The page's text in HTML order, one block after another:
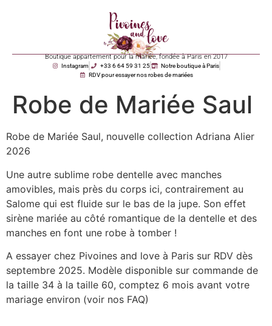
Boutique appartement pour la mariée, fondée à Paris en 2017
Instagram +33 6 64 59 31 25
Notre boutique à Paris
RDV pour essayer nos robes de mariées
Robe de Mariée Saul
Robe de Mariée Saul, nouvelle collection Adriana Alier
2026
Une autre sublime robe dentelle avec manches
amovibles, mais près du corps ici, contrairement au
Salome qui est fluide sur le bas de la jupe. Son effet
sirène mariée au côté romantique de la dentelle et des
manches en font une robe à tomber !
A essayer chez Pivoines and love à Paris sur RDV dès
septembre 2025. Modèle disponible sur commande de
la taille 34 à la taille 60, comptez 6 mois avant votre
mariage environ (voir nos FAQ)